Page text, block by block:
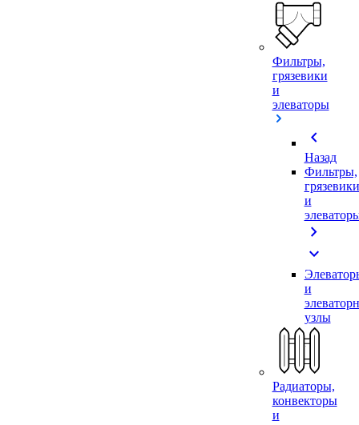
Фильтры,
грязевики
и
элеваторы
chevron_left
Назад
Фильтры,
грязевики
и
chevron_right
expand_more
и
узлы
Радиаторы,
конвекторы
и